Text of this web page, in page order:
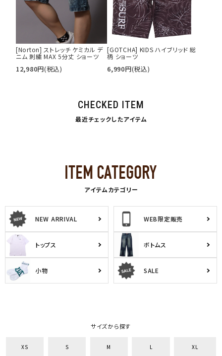
[Norton] ストレッチ ケミカル デ
ニム 刺繍 MAX 5分丈 ショーツ
12,980円(税込)
[GOTCHA] KIDS ハイブリッド 総
柄 ショーツ
6,990円(税込)
CHECKED ITEM
最近チェックしたアイテム
アイテムカテゴリー
NEW ARRIVAL WEB限定販売
トップス ボトムス
小物 SALE
サイズから探す
XS S M L XL